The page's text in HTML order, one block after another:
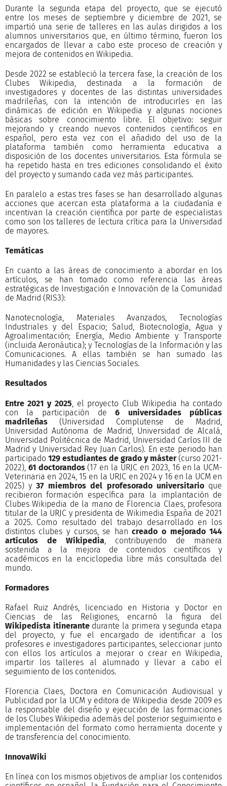
Durante la segunda etapa del proyecto, que se ejecutó
entre los meses de septiembre y diciembre de 2021, se
impartió una serie de talleres en las aulas dirigidos a los
alumnos universitarios que, en último término, fueron los
encargados de llevar a cabo este proceso de creación y
mejora de contenidos en Wikipedia.
Desde 2022 se estableció la tercera fase, la creación de los
Clubes Wikipedia, destinada a la formación de
investigadores y docentes de las distintas universidades
madrileñas, con la intención de introducirles en las
dinámicas de edición en Wikipedia y algunas nociones
básicas sobre conocimiento libre. El objetivo: seguir
mejorando y creando nuevos contenidos científicos en
español, pero esta vez con el añadido del uso de la
plataforma también como herramienta educativa a
disposición de los docentes universitarios. Esta fórmula se
ha repetido hasta en tres ediciones consolidando el éxito
del proyecto y sumando cada vez más participantes.
En paralelo a estas tres fases se han desarrollado algunas
acciones que acercan esta plataforma a la ciudadanía e
incentivan la creación científica por parte de especialistas
como son los talleres de lectura crítica para la Universidad
de mayores.
Temáticas
En cuanto a las áreas de conocimiento a abordar en los
artículos, se han tomado como referencia las áreas
estratégicas de Investigación e Innovación de la Comunidad
de Madrid (RIS3):
Nanotecnología, Materiales Avanzados, Tecnologías
Industriales y del Espacio; Salud, Biotecnología, Agua y
Agroalimentación; Energía, Medio Ambiente y Transporte
(incluida Aeronáutica); y Tecnologías de la Información y las
Comunicaciones. A ellas también se han sumado las
Humanidades y las Ciencias Sociales.
Resultados
Entre 2021 y 2025 , el proyecto Club Wikipedia ha contado
con la participación de6 universidades públicas
madrileñas(Universidad Complutense de Madrid,
Universidad Autónoma de Madrid, Universidad de Alcalá,
Universidad Politécnica de Madrid, Universidad Carlos III de
Madrid y Universidad Rey Juan Carlos). En este periodo han
participado 129 estudiantes de grado y máster(curso 2021-
2022), 61 doctorandos(17 en la URJC en 2023, 16 en la UCM-
Veterinaria en 2024, 15 en la URJC en 2024 y 16 en la UCM en
2025) y37 miembros del profesorado universitarioque
recibieron formación específica para la implantación de
Clubes Wikipedia de la mano de Florencia Claes, profesora
titular de la URJC y presidenta de Wikimedia España de 2021
a 2025. Como resultado del trabajo desarrollado en los
distintos clubes y cursos, se hancreado o mejorado 144
artículos de Wikipedia, contribuyendo de manera
sostenida a la mejora de contenidos científicos y
académicos en la enciclopedia libre más consultada del
mundo.
Formadores
Rafael Ruiz Andrés, licenciado en Historia y Doctor en
Ciencias de las Religiones, encarnó la figura del
Wikipedista itinerantedurante la primera y segunda etapa
del proyecto, y fue el encargado de identificar a los
profesores e investigadores participantes, seleccionar junto
con ellos los artículos a mejorar o crear en Wikipedia,
impartir los talleres al alumnado y llevar a cabo el
seguimiento de los contenidos.
Florencia Claes, Doctora en Comunicación Audiovisual y
Publicidad por la UCM y editora de Wikipedia desde 2009 es
la responsable del diseño y ejecución de las formaciones
de los Clubes Wikipedia además del posterior seguimiento e
implementación del formato como herramienta docente y
de transferencia del conocimiento.
InnovaWiki
En línea con los mismos objetivos de ampliar los contenidos